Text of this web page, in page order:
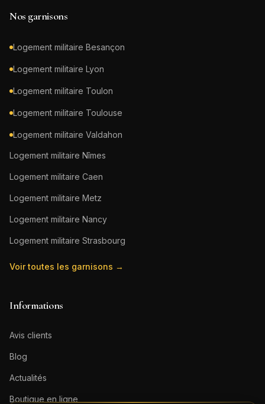
Nos garnisons
Logement militaire Besançon
Logement militaire Lyon
Logement militaire Toulon
Logement militaire Toulouse
Logement militaire Valdahon
Logement militaire Nîmes
Logement militaire Caen
Logement militaire Metz
Logement militaire Nancy
Logement militaire Strasbourg
Voir toutes les garnisons →
Informations
Avis clients
Blog
Actualités
Boutique en ligne